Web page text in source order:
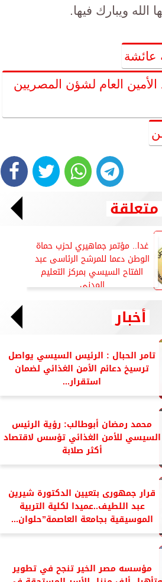
الله ويبارك فيها.
عائشة
الأمين العام لشؤن المصريين
غدا.. مؤتمر جماهيري لحزب حماة
الوطن دعما للمرشح الرئاسى عبد
الفتاح السيسي بمركز التعليم
المدنى
أخبار
تامر الحبال : الرئيس السيسي يواصل
ترسيخ دعائم الأمن الغذائي لضمان
استقرار...
محمد رمضان أبوطالب: رؤية الرئيس
السيسي للأمن الغذائي تؤسس لاقتصاد
أكثر صلابة
قرار جمهورى بتعيين الدكتورة شيرين
عبد اللطيف..عميدا لكلية التربية
الموسيقية بجامعة العاصمة”حلوان...
مؤسسه مصر الخير تنجح في تطوير